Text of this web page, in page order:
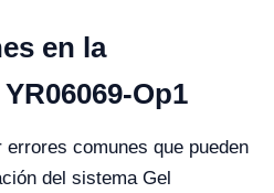
en la
Op1
comunes que pueden
del sistema Gel